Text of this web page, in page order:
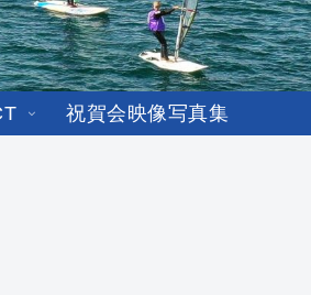
祝賀会映像写真集